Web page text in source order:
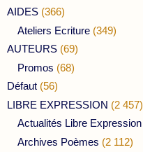
AIDES (366)
Ateliers Ecriture (349)
AUTEURS (69)
Promos (68)
Défaut (56)
LIBRE EXPRESSION (2 457)
Actualités Libre Expression
Archives Poèmes (2 112)